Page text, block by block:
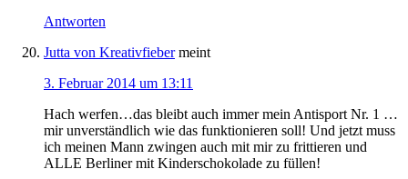
Antworten
Jutta von Kreativfieber meint
3. Februar 2014 um 13:11
Hach werfen…das bleibt auch immer mein Antisport Nr. 1 …
mir unverständlich wie das funktionieren soll! Und jetzt muss
ich meinen Mann zwingen auch mit mir zu frittieren und
ALLE Berliner mit Kinderschokolade zu füllen!